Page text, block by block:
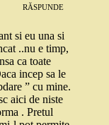
RĂSPUNDE
si eu una si
..nu e timp,
ca toate
incep sa le
” cu mine.
aici de niste
. Pretul